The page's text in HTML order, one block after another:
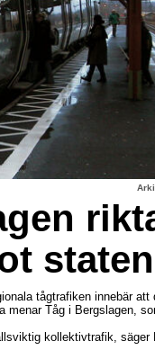
staten
tågtrafiken innebär att
Tåg i Bergslagen,
kollektivtrafik, säger